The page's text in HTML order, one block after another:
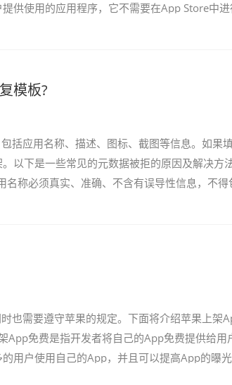
供使用的应用程序，它不需要在App Store中
模板?
括应用名称、描述、图标、截图等信息。如果
以下是一些常见的元数据被拒的原因及解决方法
名称必须真实、准确、不含有误导性信息，不得
也需要遵守苹果的规定。下面将介绍苹果上架
App免费是指开发者将自己的App免费提供给用
用户使用自己的App，并且可以提高App的曝